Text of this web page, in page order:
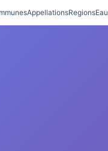
AppellationsRegionsEau